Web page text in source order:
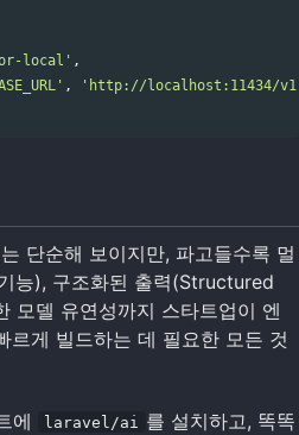
local' ,
,
'http://localhost:11434/
단순해 보이지만, 파고들수록 멀
능), 구조화된 출력(Structured
모델 유연성까지 스타트업이 엔
르게 빌드하는 데 필요한 모든 것
에 laravel/ai
를 설치하고, 똑똑